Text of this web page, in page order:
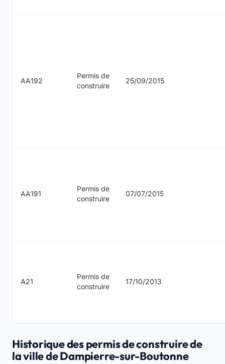
AA192
Permis de
construire
25/09/2015
AA191
Permis de
construire
07/07/2015
A21
Permis de
construire
17/10/2013
Historique des permis de construire de
la ville de Dampierre-sur-Boutonne